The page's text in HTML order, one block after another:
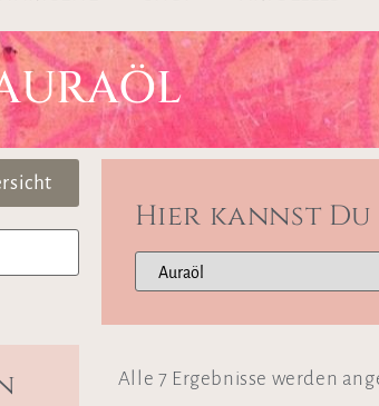
Hier kannst
Alle 7 Ergebnisse werden